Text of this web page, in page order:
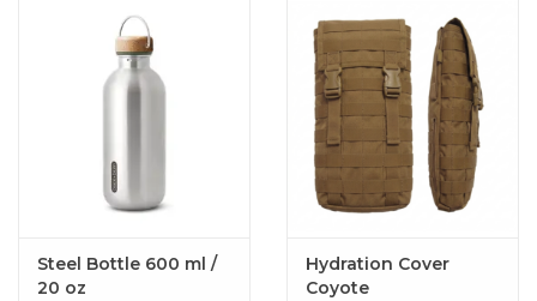
Steel Bottle 600 ml /
20 oz
Hydration Cover
Coyote